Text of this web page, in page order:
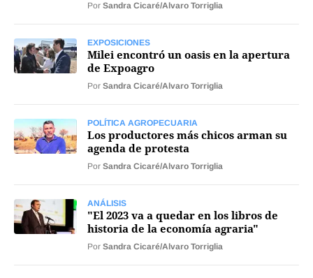
Seguinos
Por Sandra Cicaré/Alvaro Torriglia
EXPOSICIONES
Milei encontró un oasis en la apertura
de Expoagro
Por Sandra Cicaré/Alvaro Torriglia
POLÍTICA AGROPECUARIA
Los productores más chicos arman su
agenda de protesta
Por Sandra Cicaré/Alvaro Torriglia
ANÁLISIS
"El 2023 va a quedar en los libros de
historia de la economía agraria"
Por Sandra Cicaré/Alvaro Torriglia